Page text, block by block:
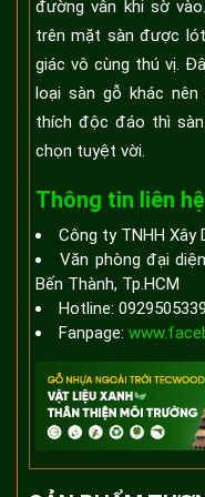
đường vân khi sờ
trên mặt sàn được
giác vô cùng thú vị.
loại sàn gỗ khác
thích độc đáo thì
chọn tuyệt vời.
Thông tin liên hệ
Công ty TNHH Xây
Văn phòng đại
Bến Thành, Tp.HCM
Hotline:
Fanpage: